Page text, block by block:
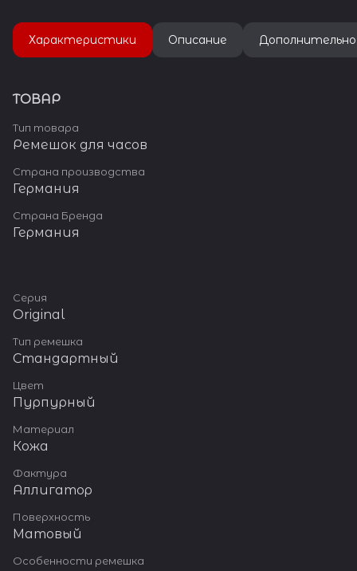
Характеристики Описание Дополнительно
ТОВАР
Тип товара
Ремешок для часов
Страна производства
Германия
Страна Бренда
Германия
Серия
Original
Тип ремешка
Стандартный
Цвет
Пурпурный
Материал
Кожа
Фактура
Аллигатор
Поверхность
Матовый
Особенности ремешка